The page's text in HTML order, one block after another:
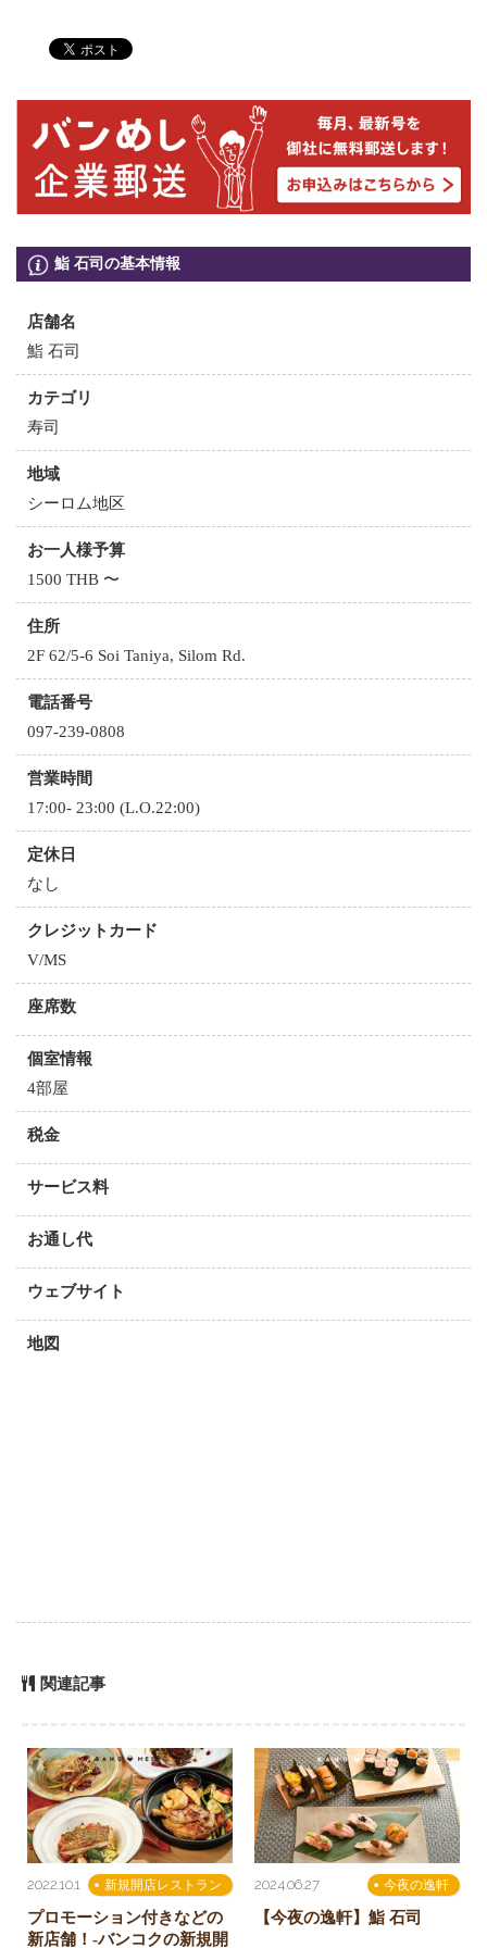
鮨 石司の基本情報
店舗名
鮨 石司
カテゴリ
寿司
地域
シーロム地区
お一人様予算
1500 THB 〜
住所
2F 62/5-6 Soi Taniya, Silom Rd.
電話番号
097-239-0808
営業時間
17:00- 23:00 (L.O.22:00)
定休日
なし
クレジットカード
V/MS
座席数
個室情報
4部屋
税金
サービス料
お通し代
ウェブサイト
地図
関連記事
2022.10.1 新規開店レストラン
プロモーション付きなどの
新店舗！-バンコクの新規開
2024.06.27 今夜の逸軒
【今夜の逸軒】鮨 石司